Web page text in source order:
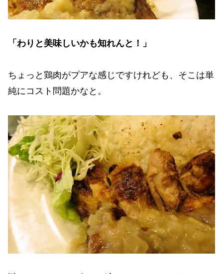
「わりと美味しいかも知れんと！」
ちょっと鶏肉がプアな感じですけれども、そこは単
純にコスト問題かなと。